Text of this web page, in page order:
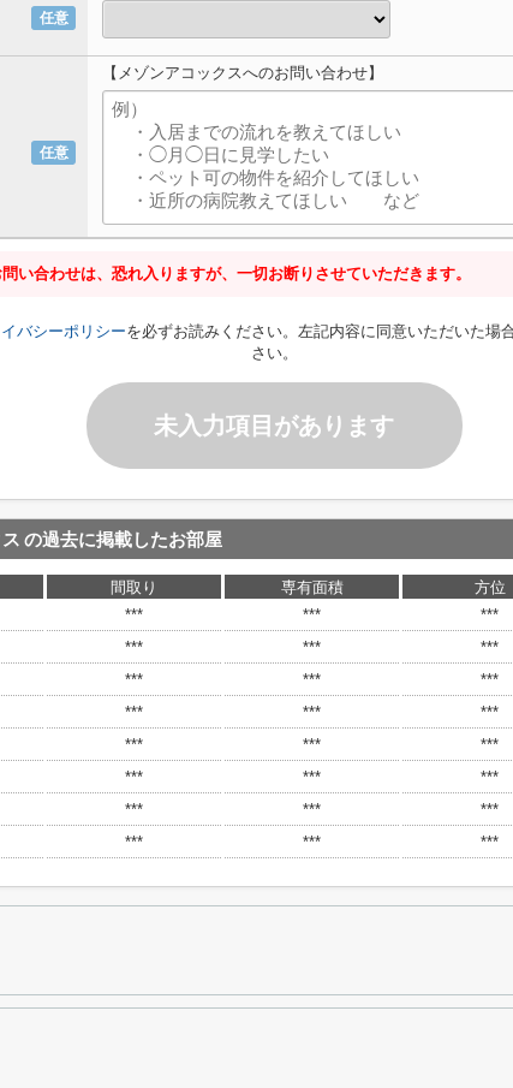
任意
任意
【メゾンアコックスへのお問い合わせ】
い合わせは、恐れ入りますが、一切お断りさせていただきます。
バシーポリシーを必ずお読みください。左記内容に同意いただいた場
さい。
未入力項目があります
の過去に掲載したお部屋
間取り 専有面積 方位
*** *** ***
*** *** ***
*** *** ***
*** *** ***
*** *** ***
*** *** ***
*** *** ***
*** *** ***